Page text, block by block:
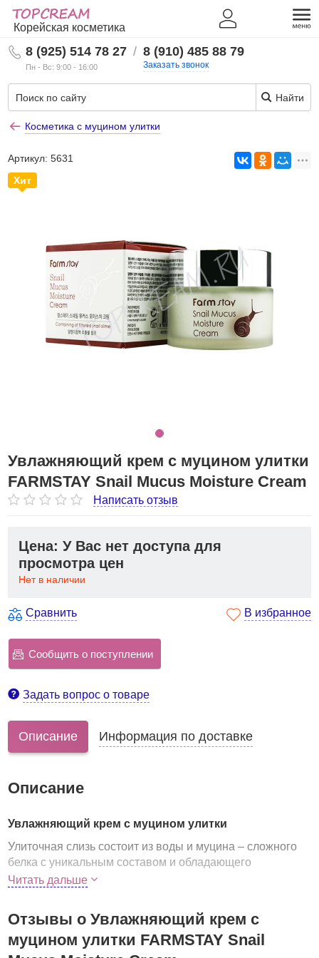
Корейская косметика
8 (925) 514 78 27
Пн - Вс: 9:00 - 16:00
/ 8 (910) 485 88 79
Заказать звонок
Найти
Косметика с муцином улитки
Артикул:5631
Хит
Увлажняющий крем с муцином улитки
FARMSTAY Snail Mucus Moisture Cream
Написать отзыв
Цена: У Вас нет доступа для
просмотра цен
Нет в наличии
Сравнить В избранное
Сообщить о поступлении
Задать вопрос о товаре
Описание Информация по доставке
Описание
Увлажняющий крем с муцином улитки
Улиточная слизь состоит из воды и муцина – сложного
белка с уникальным составом и обладающего
уникальными свойствами. Этот природный компонент
характераи фотостарением. На поверхности кожи
слизь улитки также эффективно работает и позволяет
Читать дальше
Отзывы о Увлажняющий крем с
муцином улитки FARMSTAY Snail